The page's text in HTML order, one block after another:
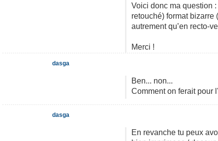
Voici donc ma question
retouché) format bizarre
autrement qu’en recto-
Merci !
Ben... non...
Comment on ferait pour
dasga
En revanche tu peux
dasga